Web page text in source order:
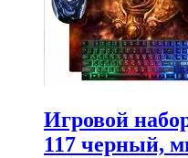
Игровой
117 черный,